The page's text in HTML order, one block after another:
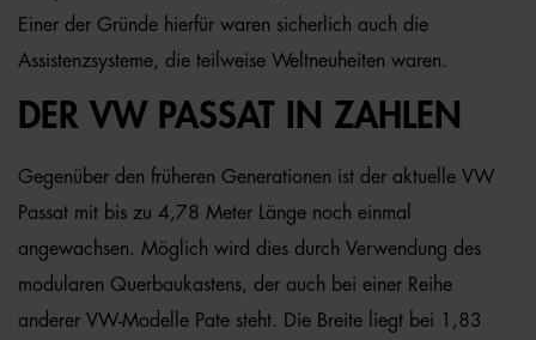
Einer der Gründe hierfür waren sicherlich auch die
Assistenzsysteme, die teilweise Weltneuheiten waren.
DER VW PASSAT IN ZAHLEN
Gegenüber den früheren Generationen ist der aktuelle VW
Passat mit bis zu 4,78 Meter Länge noch einmal
angewachsen. Möglich wird dies durch Verwendung des
modularen Querbaukastens, der auch bei einer Reihe
anderer VW-Modelle Pate steht. Die Breite liegt bei 1,83